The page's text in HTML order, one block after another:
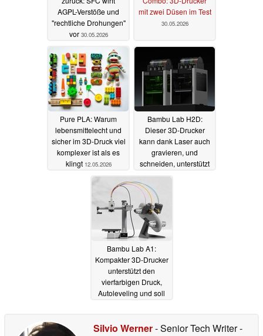
AGPL-Verstöße und
"rechtliche Drohungen"
vor 30.05.2026
mit zwei Düsen im Test
30.05.2026
Pure PLA: Warum
lebensmittelecht und
sicher im 3D‑Druck viel
komplexer ist als es
klingt 12.05.2026
Bambu Lab H2D:
Dieser 3D-Drucker
kann dank Laser auch
gravieren, und
schneiden, unterstützt
zwei Hotends
Bambu Lab A1:
Kompakter 3D-Drucker
unterstützt den
vierfarbigen Druck,
Autoleveling und soll
Silvio Werner- Senior Tech Writer-